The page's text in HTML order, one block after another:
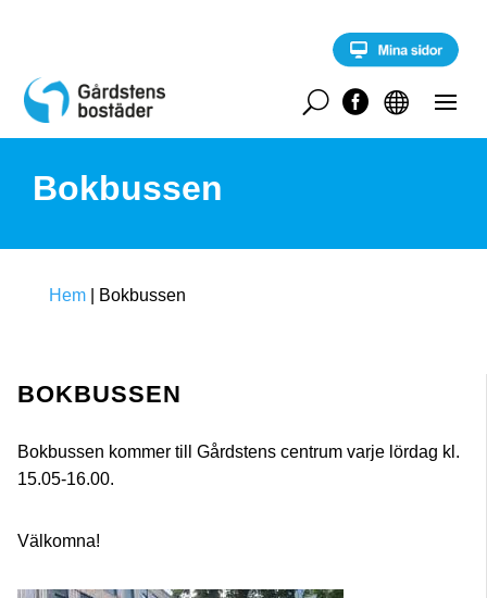
c
n


U
Bokbussen
Hem Bokbussen
BOKBUSSEN
Bokbussen kommer till Gårdstens centrum varje lördag kl.
15.05-16.00.
Välkomna!